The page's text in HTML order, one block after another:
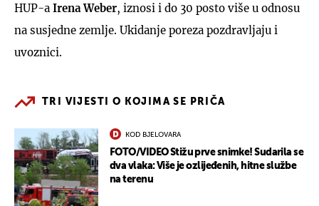
HUP-a Irena Weber, iznosi i do 30 posto više u odnosu
na susjedne zemlje. Ukidanje poreza pozdravljaju i
uvoznici.
TRI VIJESTI O KOJIMA SE PRIČA
KOD BJELOVARA
FOTO/VIDEO Stižu prve snimke! Sudarila se
dva vlaka: Više je ozlijeđenih, hitne službe
na terenu